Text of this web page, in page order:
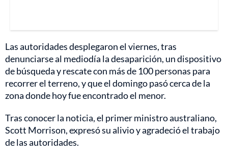
Las autoridades desplegaron el viernes, tras
denunciarse al mediodía la desaparición, un dispositivo
de búsqueda y rescate con más de 100 personas para
recorrer el terreno, y que el domingo pasó cerca de la
zona donde hoy fue encontrado el menor.
Tras conocer la noticia, el primer ministro australiano,
Scott Morrison, expresó su alivio y agradeció el trabajo
de las autoridades.